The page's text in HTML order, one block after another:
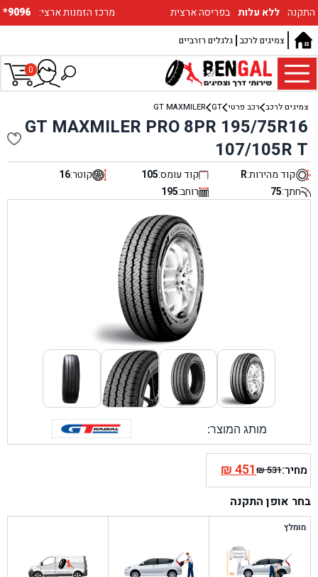
*9096 :מרכז הזמנות ארצי התקנה ללא עלות בפריסה ארצית
גלגלים רזרביים צמיגים לרכב
0
צמיגים לרכב רכב פרטי GT
GT MAXMILER
GT MAXMILER PRO 8PR 195/75R16
107/105R T
קוד מהירות:R קוד עומס:105 קוטר:16
חתך:75 רוחב:195
מותג המוצר:
מחיר: ₪531
המחיר
המקורי
היה:
₪451המחיר
הנוכחי
הוא:
בחר אופן התקנה
מומלץ